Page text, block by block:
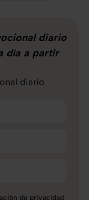
diario
día a partir
diario
de privacidad